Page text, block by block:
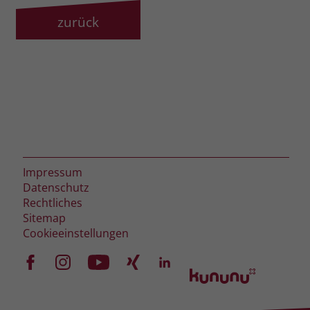
zurück
Impressum
Datenschutz
Rechtliches
Sitemap
Cookieeinstellungen